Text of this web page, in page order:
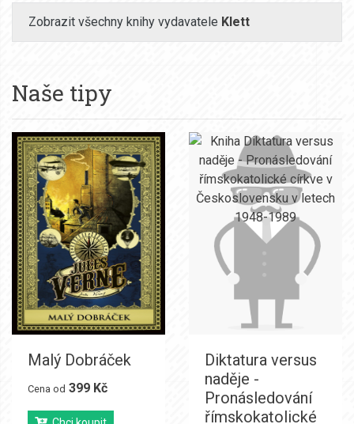
Zobrazit všechny knihy vydavatele Klett
Naše tipy
Malý Dobráček
Cena od 399 Kč
Diktatura versus
naděje -
Pronásledování
římskokatolické